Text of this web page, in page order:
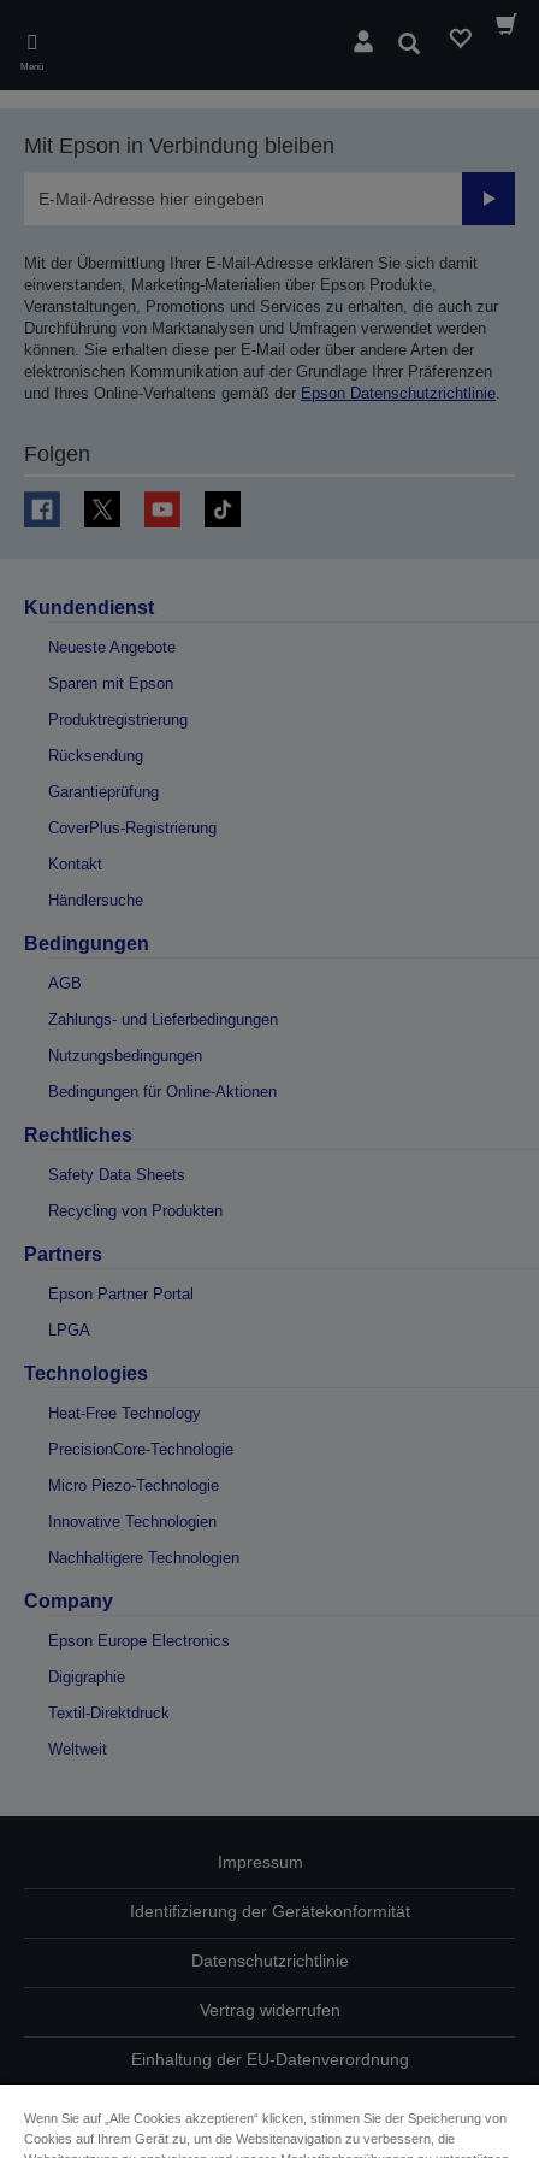
main
content
Menü
Suchen
Mit Epson in Verbindung bleiben
Mit der Übermittlung Ihrer E-Mail-Adresse erklären Sie sich damit
einverstanden, Marketing-Materialien über Epson Produkte,
Veranstaltungen, Promotions und Services zu erhalten, die auch zur
Durchführung von Marktanalysen und Umfragen verwendet werden
können. Sie erhalten diese per E-Mail oder über andere Arten der
elektronischen Kommunikation auf der Grundlage Ihrer Präferenzen
und Ihres Online-Verhaltens gemäß der Epson Datenschutzrichtlinie.
Folgen
Kundendienst
Neueste Angebote
Sparen mit Epson
Produktregistrierung
Rücksendung
Garantieprüfung
CoverPlus-Registrierung
Kontakt
Händlersuche
Bedingungen
AGB
Zahlungs- und Lieferbedingungen
Nutzungsbedingungen
Bedingungen für Online-Aktionen
Rechtliches
Safety Data Sheets
Recycling von Produkten
Partners
Epson Partner Portal
LPGA
Technologies
Heat-Free Technology
PrecisionCore-Technologie
Micro Piezo-Technologie
Innovative Technologien
Nachhaltigere Technologien
Company
Epson Europe Electronics
Digigraphie
Textil-Direktdruck
Weltweit
Impressum
Identifizierung der Gerätekonformität
Datenschutzrichtlinie
Vertrag widerrufen
Einhaltung der EU-Datenverordnung
Wenn Sie auf „Alle Cookies akzeptieren“ klicken, stimmen Sie der Speicherung von
Cookies auf Ihrem Gerät zu, um die Websitenavigation zu verbessern, die